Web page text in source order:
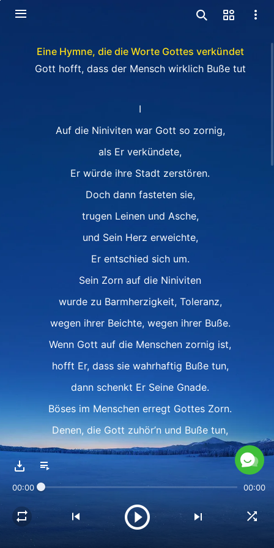
Eine Hymne, die die Worte Gottes verkündet
Gott hofft, dass der Mensch wirklich Buße tut
Ⅰ
Auf die Niniviten war Gott so zornig,
als Er verkündete,
Er würde ihre Stadt zerstören.
Doch dann fasteten sie,
trugen Leinen und Asche,
und Sein Herz erweichte,
Er entschied sich um.
Sein Zorn auf die Niniviten
wurde zu Barmherzigkeit, Toleranz,
wegen ihrer Beichte, wegen ihrer Buße.
Wenn Gott auf die Menschen zornig ist,
hofft Er, dass sie wahrhaftig Buße tun,
dann schenkt Er Seine Gnade.
Böses im Menschen erregt Gottes Zorn.
Denen, die Gott zuhör’n und Buße tun,
sich vom Bösen abwenden
Ⅱ
00:00 00:00